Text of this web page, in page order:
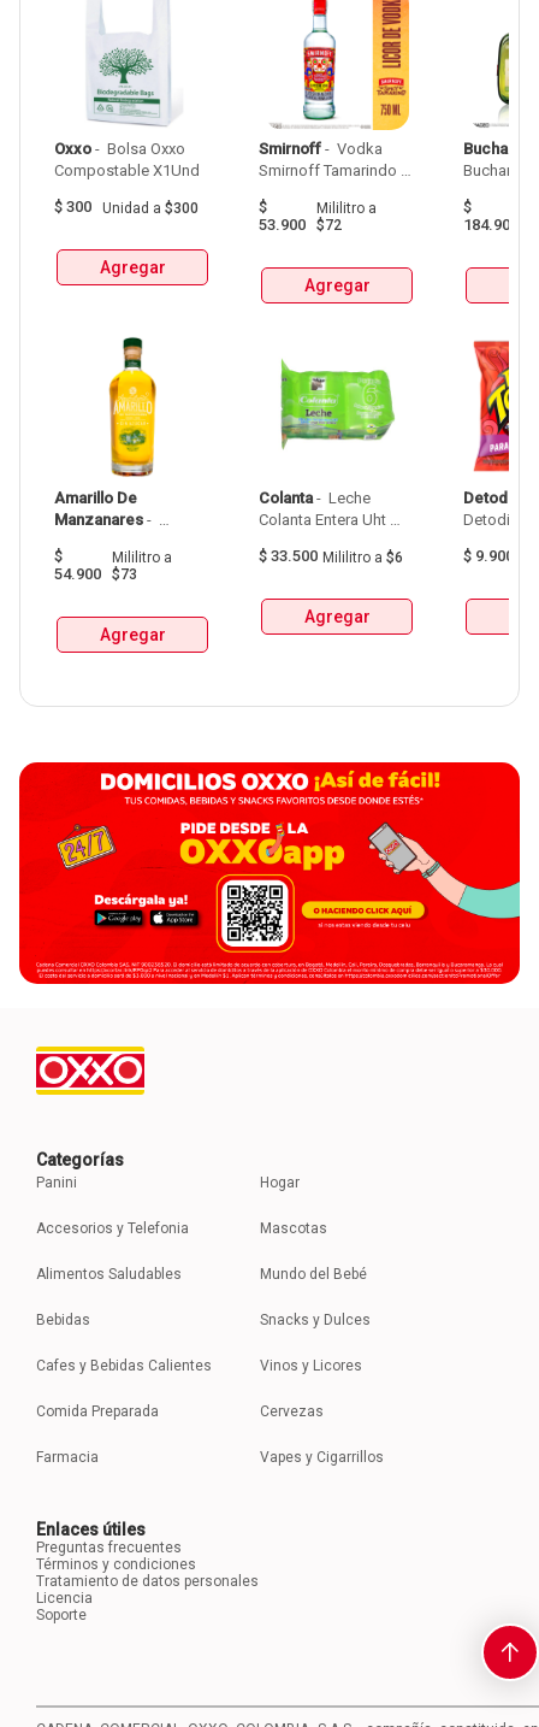
Oxxo - Bolsa Oxxo
$ 300 Unidad a $300
Agregar
Amarillo De
Manzanares -
De Manzanares
$
54.900
Mililitroa
$73
Agregar
Smirnoff - Vodka
Smirnoff Tamarindo
$
53.900
Mililitroa
$72
Agregar
Colanta - Leche
Colanta Entera Uht
$ 33.500 Mililitro a $6
Agregar
$
184.900
Detodito
$ 9.900
Categorías
Panini
Accesorios y Telefonia
Alimentos Saludables
Bebidas
Cafes y Bebidas Calientes
Comida Preparada
Farmacia
Hogar
Mascotas
Mundo del Bebé
Snacks y Dulces
Vinos y Licores
Cervezas
Vapes y Cigarrillos
Enlaces útiles
Preguntas frecuentes
Términos y condiciones
Tratamiento de datos personales
Licencia
Soporte